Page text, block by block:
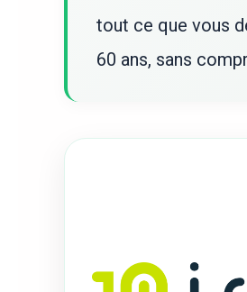
tout ce que vous
60 ans, sans